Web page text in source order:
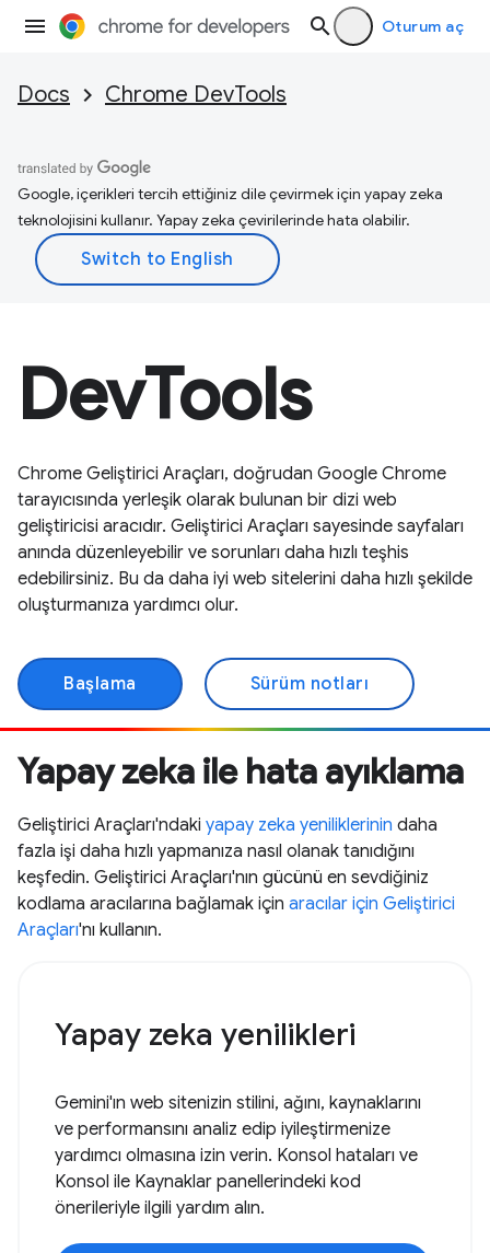
Oturum aç
Docs Chrome DevTools
Google, içerikleri tercih ettiğiniz dile çevirmek için yapay zeka
teknolojisini kullanır. Yapay zeka çevirilerinde hata olabilir.
DevTools
Chrome Geliştirici Araçları, doğrudan Google Chrome
tarayıcısında yerleşik olarak bulunan bir dizi web
geliştiricisi aracıdır. Geliştirici Araçları sayesinde sayfaları
anında düzenleyebilir ve sorunları daha hızlı teşhis
edebilirsiniz. Bu da daha iyi web sitelerini daha hızlı şekilde
oluşturmanıza yardımcı olur.
Başlama Sürüm notları
Yapay zeka ile hata ayıklama
Geliştirici Araçları'ndaki yapay zeka yeniliklerinin daha
fazla işi daha hızlı yapmanıza nasıl olanak tanıdığını
keşfedin. Geliştirici Araçları'nın gücünü en sevdiğiniz
kodlama aracılarına bağlamak için aracılar için Geliştirici
Araçları'nı kullanın.
Yapay zeka yenilikleri
Gemini'ın web sitenizin stilini, ağını, kaynaklarını
ve performansını analiz edip iyileştirmenize
yardımcı olmasına izin verin. Konsol hataları ve
Konsol ile Kaynaklar panellerindeki kod
önerileriyle ilgili yardım alın.